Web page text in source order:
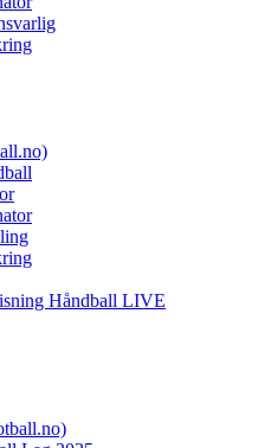
Håndball LIVE